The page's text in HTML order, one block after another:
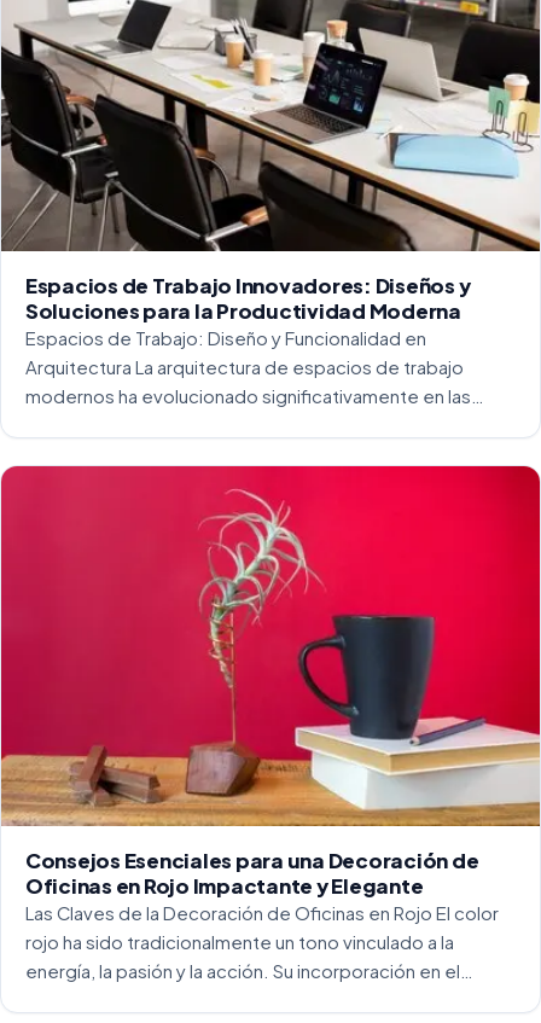
Espacios de Trabajo Innovadores: Diseños y
Soluciones para la Productividad Moderna
Espacios de Trabajo: Diseño y Funcionalidad en
Arquitectura La arquitectura de espacios de trabajo
modernos ha evolucionado significativamente en las
Consejos Esenciales para una Decoración de
Oficinas en Rojo Impactante y Elegante
Las Claves de la Decoración de Oficinas en Rojo El color
rojo ha sido tradicionalmente un tono vinculado a la
energía, la pasión y la acción. Su incorporación en el